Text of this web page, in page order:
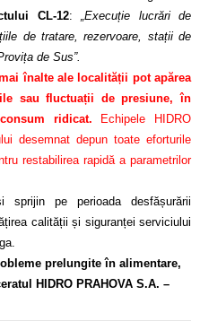
CL-12: „Execuție lucrări de
de tratare, rezervoare, stații de
de Sus”.
înalte ale localității pot apărea
sau fluctuații de presiune, în
ridicat. Echipele HIDRO
desemnat depun toate eforturile
restabilirea rapidă a parametrilor
sprijin pe perioada desfășurării
calității și siguranței serviciului
prelungite în alimentare,
HIDRO PRAHOVA S.A. –